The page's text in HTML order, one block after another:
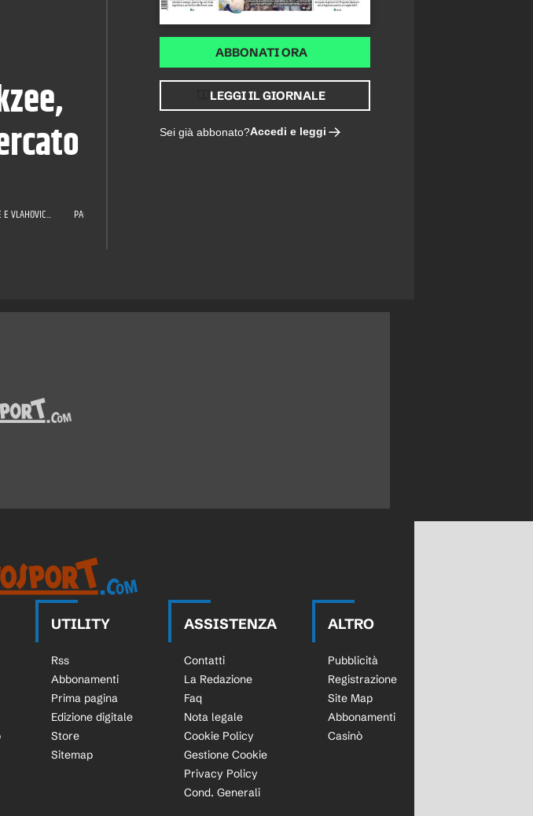
VLAHOVIC... PAGELLE JUVE: CELIK TUTTOFARE, BOGA INAFFERRABILE, DAVID IMBALLATO, CAMBIASO A METÀ, DOUGLAS LUIZ C'È
ABBONATI ORA
LEGGI IL GIORNALE
Sei già abbonato?Accedi e leggi
UTILITY
Rss
Abbonamenti
Prima pagina
Edizione digitale
Store
Sitemap
ASSISTENZA
Contatti
La Redazione
Faq
Nota legale
Cookie Policy
Gestione Cookie
Privacy Policy
Cond. Generali
ALTRO
Pubblicità
Registrazione
Site Map
Abbonamenti
Casinò